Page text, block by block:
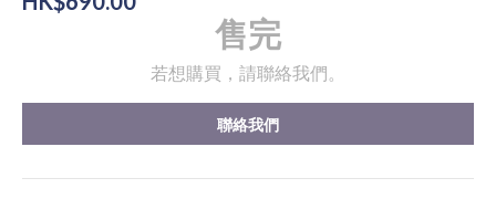
售完
若想購買，請聯絡我們。
聯絡我們